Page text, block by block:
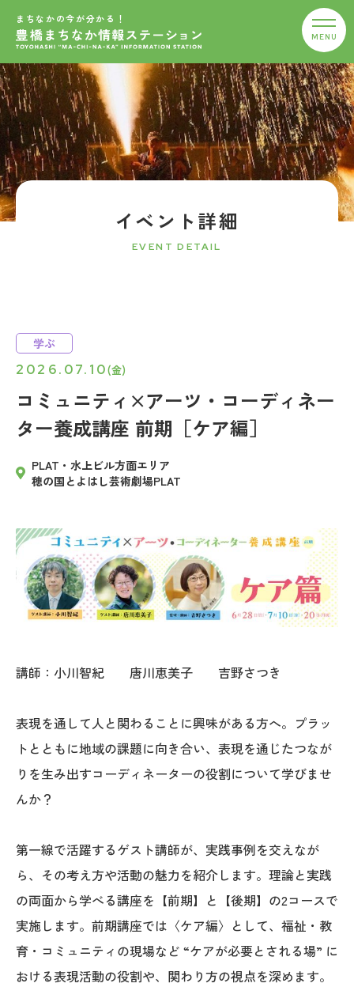
まちなかの今が分かる！
イベント詳細
EVENT DETAIL
コミュニティ×アーツ・コーディネー
ター養成講座 前期［ケア編］
2026.07.10(金)
学ぶ
PLAT・水上ビル方面エリア
穂の国とよはし芸術劇場PLAT
講師：小川智紀 唐川恵美子 吉野さつき
表現を通して人と関わることに興味がある方へ。プラッ
トとともに地域の課題に向き合い、表現を通じたつなが
りを生み出すコーディネーターの役割について学びませ
んか？
第一線で活躍するゲスト講師が、実践事例を交えなが
ら、その考え方や活動の魅力を紹介します。理論と実践
の両面から学べる講座を【前期】と【後期】の2コースで
実施します。前期講座では〈ケア編〉として、福祉・教
育・コミュニティの現場など “ケアが必要とされる場” に
おける表現活動の役割や、関わり方の視点を深めます。